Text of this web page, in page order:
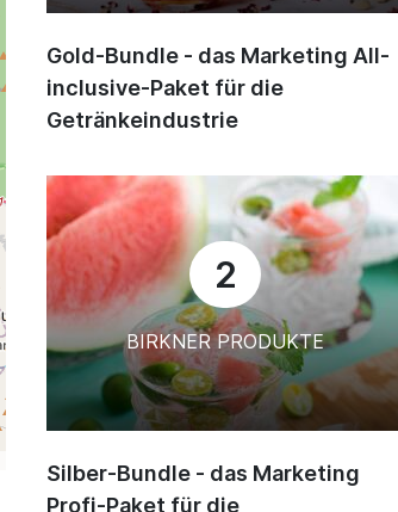
Gold-Bundle - das Marketing All-
inclusive-Paket für die
Getränkeindustrie
2
BIRKNER PRODUKTE
Silber-Bundle - das Marketing
Profi-Paket für die